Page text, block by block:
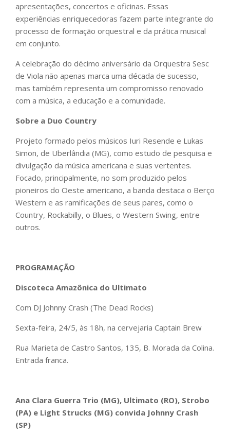
apresentações, concertos e oficinas. Essas
experiências enriquecedoras fazem parte integrante do
processo de formação orquestral e da prática musical
em conjunto.
A celebração do décimo aniversário da Orquestra Sesc
de Viola não apenas marca uma década de sucesso,
mas também representa um compromisso renovado
com a música, a educação e a comunidade.
Sobre a Duo Country
Projeto formado pelos músicos Iuri Resende e Lukas
Simon, de Uberlândia (MG), como estudo de pesquisa e
divulgação da música americana e suas vertentes.
Focado, principalmente, no som produzido pelos
pioneiros do Oeste americano, a banda destaca o Berço
Western e as ramificações de seus pares, como o
Country, Rockabilly, o Blues, o Western Swing, entre
outros.
PROGRAMAÇÃO
Discoteca Amazônica do Ultimato
Com DJ Johnny Crash (The Dead Rocks)
Sexta-feira, 24/5, às 18h, na cervejaria Captain Brew
Rua Marieta de Castro Santos, 135, B. Morada da Colina.
Entrada franca.
Ana Clara Guerra Trio (MG), Ultimato (RO), Strobo
(PA) e Light Strucks (MG) convida Johnny Crash
(SP)